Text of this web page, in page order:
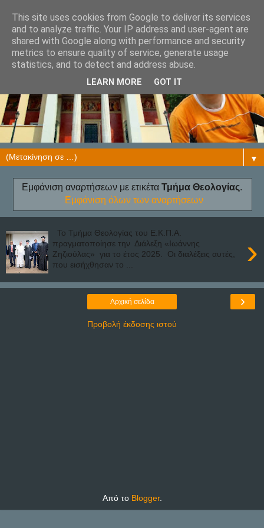
▼
Εμφάνιση αναρτήσεων με ετικέτα Τμήμα Θεολογίας.
Εμφάνιση όλων των αναρτήσεων
›
Το Τμήμα Θεολογίας του Ε.Κ.Π.Α.
πραγματοποίησε την Διάλεξη «Ιωάννης
Ζηζιούλας» για το έτος 2025. Οι διαλέξεις αυτές,
που εισήχθησαν το ...
›
Αρχική σελίδα
Προβολή έκδοσης ιστού
Από το Blogger.
This site uses cookies from Google to deliver its services
and to analyze traffic. Your IP address and user-agent are
shared with Google along with performance and security
metrics to ensure quality of service, generate usage
statistics, and to detect and address abuse.
LEARN MORE GOT IT